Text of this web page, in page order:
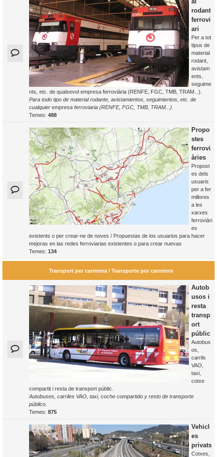
rodant
ferrovi
ari
Per a tot
tipus de
material
rodant,
avistam
ents,
seguime
nts, etc. de qualsevol empresa ferroviària (RENFE, FGC, TMB, TRAM...).
Para todo tipo de material rodante, avistamientos, seguimientos, etc. de
cualquier empresa ferroviaria (RENFE, FGC, TMB, TRAM...).
Temes: 488
Propo
stes
ferrovi
àries
Propost
es dels
usuaris
per a fer
millores
a les
xarxes
ferroviàri
es
existents o per crear-ne de noves / Propuestas de los usuarios para hacer
mejoras en las redes ferroviarias existentes o para crear nuevas
Temes: 134
Transport per carretera / Transporte por carretera
Autob
usos i
resta
transp
ort
públic
Autobus
os,
carrils
VAO,
taxi,
cotxe
compartit i resta de transport públic.
Autobuses, carriles VAO, taxi, coche compartido y resto de transporte
público.
Temes: 875
Vehicl
es
privats
Cotxes,